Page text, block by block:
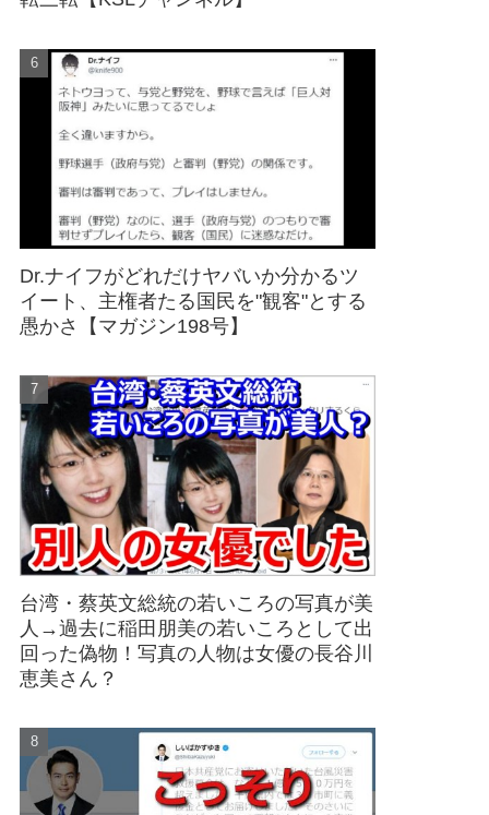
Dr.ナイフがどれだけヤバいか分かるツ
イート、主権者たる国民を"観客"とする
愚かさ【マガジン198号】
台湾・蔡英文総統の若いころの写真が美
人→過去に稲田朋美の若いころとして出
回った偽物！写真の人物は女優の長谷川
恵美さん？